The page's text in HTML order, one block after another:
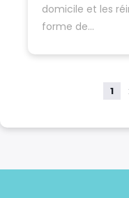
domicile et les
forme de…
1